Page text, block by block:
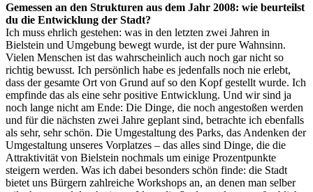
Gemessen an den Strukturen aus dem Jahr 2008: wie beurteilst
du die Entwicklung der Stadt?
Ich muss ehrlich gestehen: was in den letzten zwei Jahren in
Bielstein und Umgebung bewegt wurde, ist der pure Wahnsinn.
Vielen Menschen ist das wahrscheinlich auch noch gar nicht so
richtig bewusst. Ich persönlich habe es jedenfalls noch nie erlebt,
dass der gesamte Ort von Grund auf so den Kopf gestellt wurde. Ich
empfinde das als eine sehr positive Entwicklung. Und wir sind ja
noch lange nicht am Ende: Die Dinge, die noch angestoßen werden
und für die nächsten zwei Jahre geplant sind, betrachte ich ebenfalls
als sehr, sehr schön. Die Umgestaltung des Parks, das Andenken der
Umgestaltung unseres Vorplatzes – das alles sind Dinge, die die
Attraktivität von Bielstein nochmals um einige Prozentpunkte
steigern werden. Was ich dabei besonders schön finde: die Stadt
bietet uns Bürgern zahlreiche Workshops an, an denen man selber